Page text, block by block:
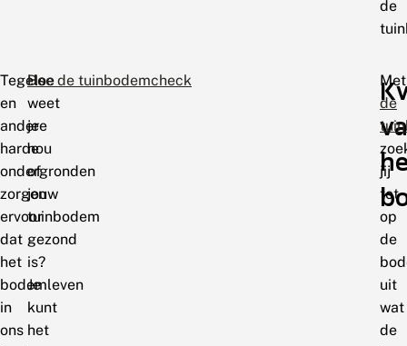
de
Tegels
en
andere
harde
ondergronden
zorgen
ervoor
dat
het
bodemleven
in
ons
Hoe
weet
je
nou
of
jouw
tuinbodem
gezond
is?
Je
kunt
het
Doe de tuinbodemcheck
Met
de
jij
tot
op
de
uit
wat
de